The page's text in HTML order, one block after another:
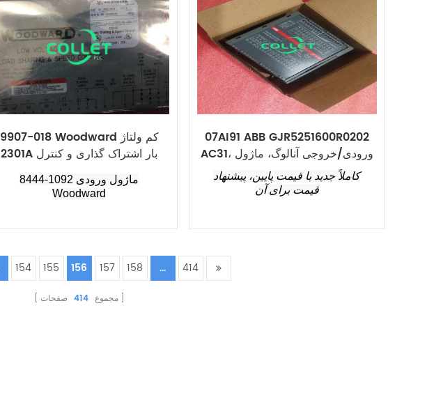
9907-018 Woodward کم ولتاژ
2301A بار اشتراک گذاری و کنترل
سرعت8444-1092 ماژول ورودی
Woodward
07AI91 ABB GJR5251600R0202
AC31، ورودی/خروجی آنالوگ، ماژول
کاملاً جدید با قیمت پایین، پیشنهاد
قیمت برای آن
154 155 156 157 158 ... 414
مجموع 414 صفحات